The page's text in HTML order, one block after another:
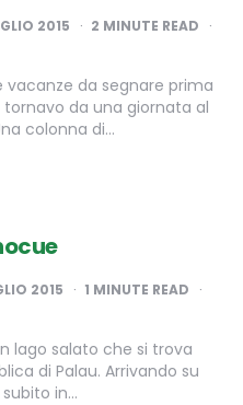
2015 2 MINUTE READ
vacanze da segnare prima
da una giornata al
colonna di…
2015 1 MINUTE READ
lago salato che si trova
di Palau. Arrivando su
in…